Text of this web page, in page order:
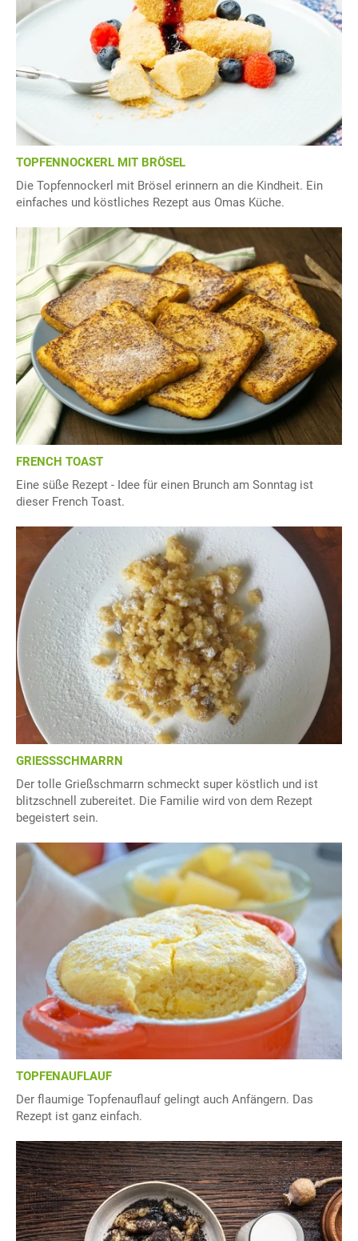
TOPFENNOCKERL MIT BRÖSEL
Die Topfennockerl mit Brösel erinnern an die Kindheit. Ein
einfaches und köstliches Rezept aus Omas Küche.
FRENCH TOAST
Eine süße Rezept - Idee für einen Brunch am Sonntag ist
dieser French Toast.
GRIESSSCHMARRN
Der tolle Grießschmarrn schmeckt super köstlich und ist
blitzschnell zubereitet. Die Familie wird von dem Rezept
begeistert sein.
TOPFENAUFLAUF
Der flaumige Topfenauflauf gelingt auch Anfängern. Das
Rezept ist ganz einfach.